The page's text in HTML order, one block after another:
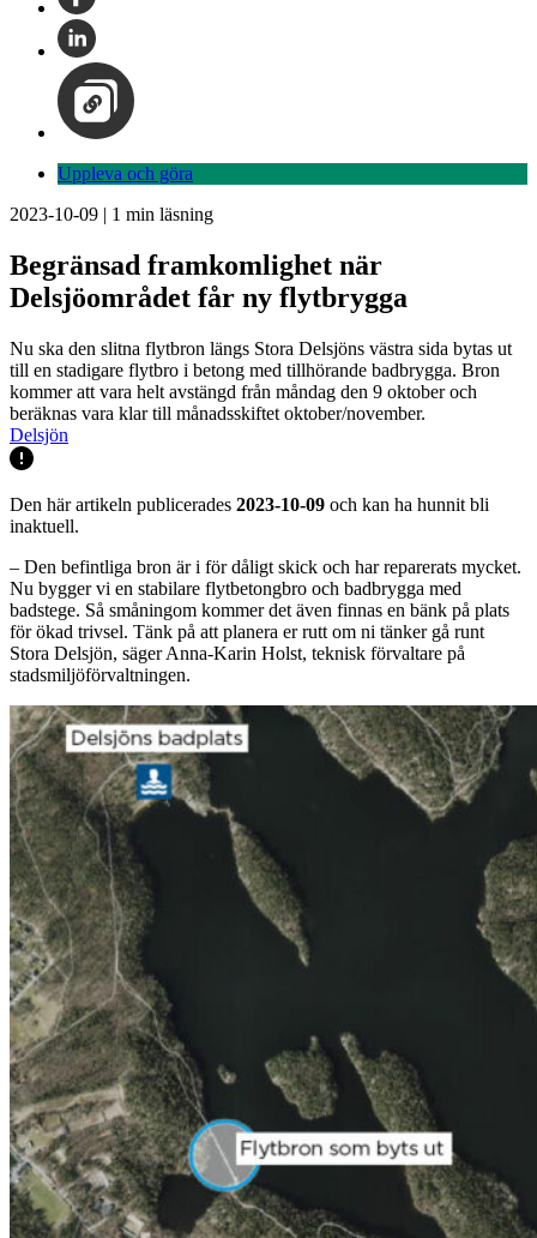
Uppleva och göra
2023-10-09 | 1 min läsning
Begränsad framkomlighet när
Delsjöområdet får ny flytbrygga
Nu ska den slitna flytbron längs Stora Delsjöns västra sida bytas ut
till en stadigare flytbro i betong med tillhörande badbrygga. Bron
kommer att vara helt avstängd från måndag den 9 oktober och
beräknas vara klar till månadsskiftet oktober/november.
Delsjön
Den här artikeln publicerades 2023-10-09 och kan ha hunnit bli
inaktuell.
– Den befintliga bron är i för dåligt skick och har reparerats mycket.
Nu bygger vi en stabilare flytbetongbro och badbrygga med
badstege. Så småningom kommer det även finnas en bänk på plats
för ökad trivsel. Tänk på att planera er rutt om ni tänker gå runt
Stora Delsjön, säger Anna-Karin Holst, teknisk förvaltare på
stadsmiljöförvaltningen.